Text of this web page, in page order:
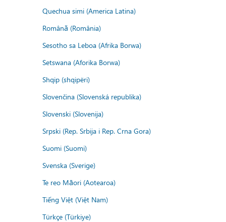
Quechua simi (America Latina)
Română (România)
Sesotho sa Leboa (Afrika Borwa)
Setswana (Aforika Borwa)
Shqip (shqipëri)
Slovenčina (Slovenská republika)
Slovenski (Slovenija)
Srpski (Rep. Srbija i Rep. Crna Gora)
Suomi (Suomi)
Svenska (Sverige)
Te reo Māori (Aotearoa)
Tiếng Việt (Việt Nam)
Türkçe (Türkiye)